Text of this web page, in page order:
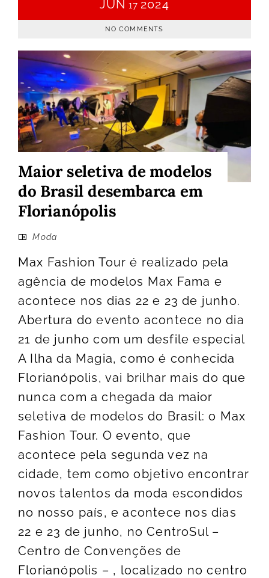
JUN 17 2024
NO COMMENTS
Maior seletiva de modelos
do Brasil desembarca em
Florianópolis
Moda
Max Fashion Tour é realizado pela
agência de modelos Max Fama e
acontece nos dias 22 e 23 de junho.
Abertura do evento acontece no dia
21 de junho com um desfile especial
A Ilha da Magia, como é conhecida
Florianópolis, vai brilhar mais do que
nunca com a chegada da maior
seletiva de modelos do Brasil: o Max
Fashion Tour. O evento, que
acontece pela segunda vez na
cidade, tem como objetivo encontrar
novos talentos da moda escondidos
no nosso país, e acontece nos dias
22 e 23 de junho, no CentroSul –
Centro de Convenções de
Florianópolis – , localizado no centro